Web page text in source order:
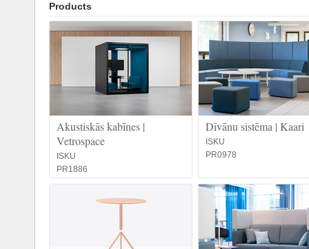
Products
Akustiskās kabīnes |
Vetrospace
ISKU
PR1886
Dīvānu sistēma | Kaari
ISKU
PR0978